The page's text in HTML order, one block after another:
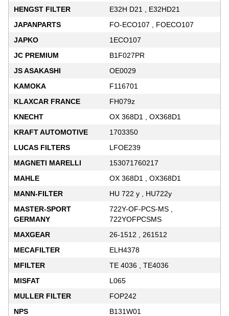
HENGST FILTER
E32H D21 , E32HD21
JAPANPARTS
FO-ECO107 , FOECO107
JAPKO
1ECO107
JC PREMIUM
B1F027PR
JS ASAKASHI
OE0029
KAMOKA
F116701
KLAXCAR FRANCE
FH079z
KNECHT
OX 368D1 , OX368D1
KRAFT AUTOMOTIVE
1703350
LUCAS FILTERS
LFOE239
MAGNETI MARELLI
153071760217
MAHLE
OX 368D1 , OX368D1
MANN-FILTER
HU 722 y , HU722y
MASTER-SPORT
GERMANY
722Y-OF-PCS-MS ,
722YOFPCSMS
MAXGEAR
26-1512 , 261512
MECAFILTER
ELH4378
MFILTER
TE 4036 , TE4036
MISFAT
L065
MULLER FILTER
FOP242
NPS
B131W01